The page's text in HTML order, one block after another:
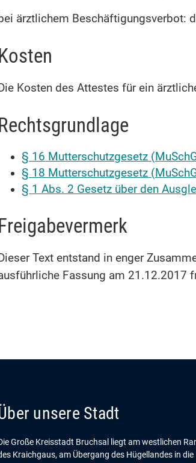
bei ärztlichem Beschäftigungsverbot:
Die Kosten des Attestes für ein
§ 16 Mutterschutzgesetz
§ 18 Mutterschutzgesetz
§ 1 Abs. 2 Gesetz über den
Dieser Text entstand in enger
Fassung am 21.12.2017
unsere Stadt
Große Kreisstadt Bruchsal liegt am westlichen
Kraichgaus, am Übergang des Hügellandes in die